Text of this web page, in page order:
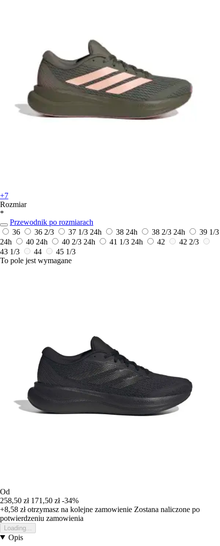
+7
Rozmiar
*
Przewodnik po rozmiarach
36
36 2/3 37 1/3 24h 38 24h 38 2/3 24h
39 1/3
24h
40 24h 40 2/3 24h 41 1/3 24h 42
42 2/3
43 1/3
44
45 1/3
To pole jest wymagane
Od
258,50 zł 171,50 zł -34%
+8,58 złotrzymasz na kolejne zamowienie Zostana naliczone po
potwierdzeniu zamowienia
Loading...
Opis